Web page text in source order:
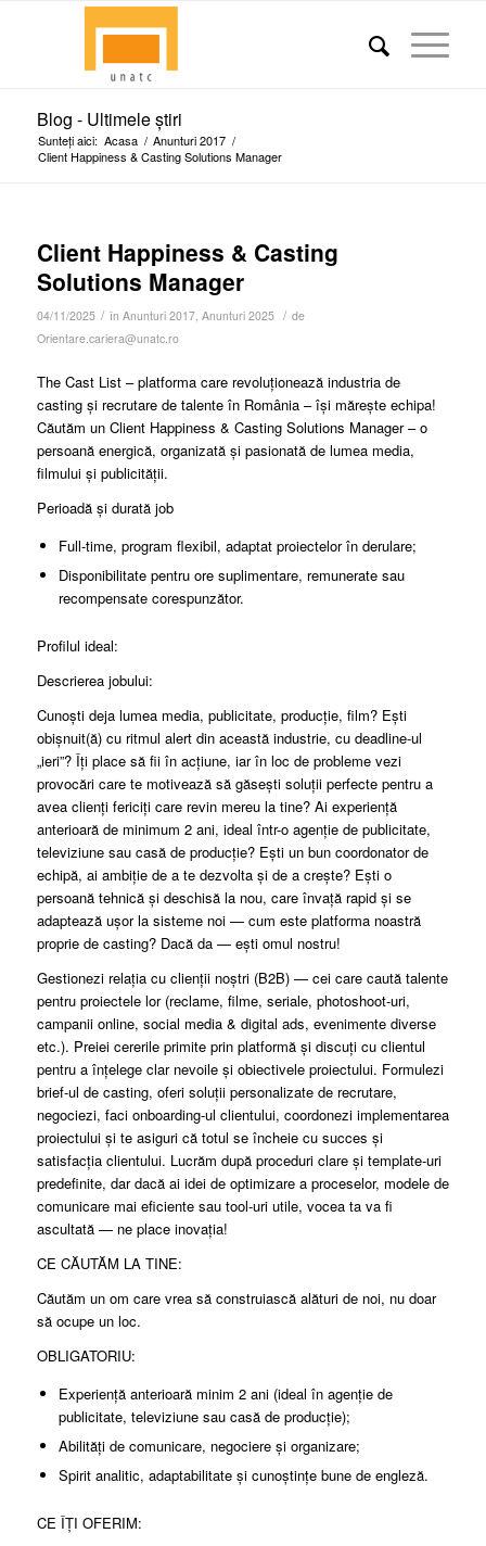
Blog - Ultimele știri
Sunteți aici: Acasa / Anunturi 2017 /
Client Happiness & Casting Solutions Manager
Client Happiness & Casting
Solutions Manager
04/11/2025 / în Anunturi 2017, Anunturi 2025 / de
Orientare.cariera@unatc.ro
The Cast List – platforma care revoluționează industria de
casting și recrutare de talente în România – își mărește echipa!
Căutăm un Client Happiness & Casting Solutions Manager – o
persoană energică, organizată și pasionată de lumea media,
filmului și publicității.
Perioadă și durată job
Full-time, program flexibil, adaptat proiectelor în derulare;
Disponibilitate pentru ore suplimentare, remunerate sau
recompensate corespunzător.
Profilul ideal:
Descrierea jobului:
Cunoști deja lumea media, publicitate, producție, film? Ești
obișnuit(ă) cu ritmul alert din această industrie, cu deadline-ul
„ieri”? Îți place să fii în acțiune, iar în loc de probleme vezi
provocări care te motivează să găsești soluții perfecte pentru a
avea clienți fericiți care revin mereu la tine? Ai experiență
anterioară de minimum 2 ani, ideal într-o agenție de publicitate,
televiziune sau casă de producție? Ești un bun coordonator de
echipă, ai ambiție de a te dezvolta și de a crește? Ești o
persoană tehnică și deschisă la nou, care învață rapid și se
adaptează ușor la sisteme noi — cum este platforma noastră
proprie de casting? Dacă da — ești omul nostru!
Gestionezi relația cu clienții noștri (B2B) — cei care caută talente
pentru proiectele lor (reclame, filme, seriale, photoshoot-uri,
campanii online, social media & digital ads, evenimente diverse
etc.). Preiei cererile primite prin platformă și discuți cu clientul
pentru a înțelege clar nevoile și obiectivele proiectului. Formulezi
brief-ul de casting, oferi soluții personalizate de recrutare,
negociezi, faci onboarding-ul clientului, coordonezi implementarea
proiectului și te asiguri că totul se încheie cu succes și
satisfacția clientului. Lucrăm după proceduri clare și template-uri
predefinite, dar dacă ai idei de optimizare a proceselor, modele de
comunicare mai eficiente sau tool-uri utile, vocea ta va fi
ascultată — ne place inovația!
CE CĂUTĂM LA TINE:
Căutăm un om care vrea să construiască alături de noi, nu doar
să ocupe un loc.
OBLIGATORIU:
Experiență anterioară minim 2 ani (ideal în agenție de
publicitate, televiziune sau casă de producție);
Abilități de comunicare, negociere și organizare;
Spirit analitic, adaptabilitate și cunoștințe bune de engleză.
CE ÎȚI OFERIM: